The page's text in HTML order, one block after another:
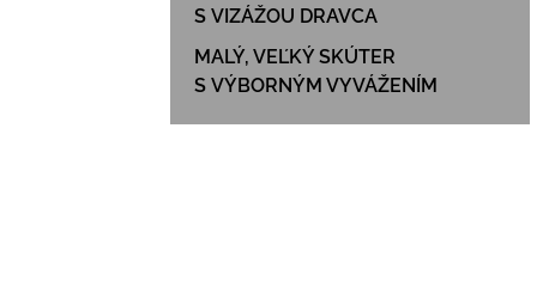
S VIZÁŽOU DRAVCA
MALÝ, VEĽKÝ SKÚTER
S VÝBORNÝM VYVÁŽENÍM